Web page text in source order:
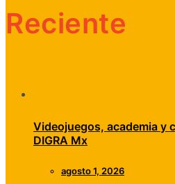
Reciente
Videojuegos, academia y
DIGRA Mx
agosto 1, 2026